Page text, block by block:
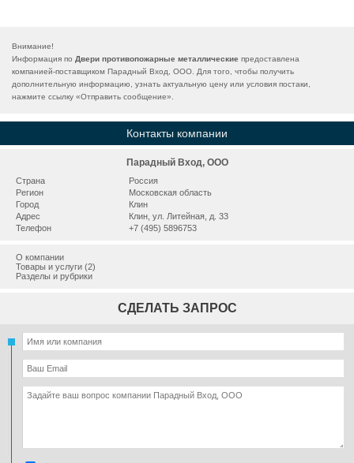
Внимание!
Информация по Двери противопожарные металлические предоставлена
компанией-поставщиком Парадный Вход, ООО. Для того, чтобы получить
дополнительную информацию, узнать актуальную цену или условия постаки,
нажмите ссылку «Отправить сообщение».
Контакты компании
Парадный Вход, ООО
Страна
Россия
Регион
Московская область
Город
Клин
Адрес
Клин, ул. Литейная, д. 33
Телефон
+7 (495) 5896753
О компании
Товары и услуги (2)
Разделы и рубрики
СДЕЛАТЬ ЗАПРОС